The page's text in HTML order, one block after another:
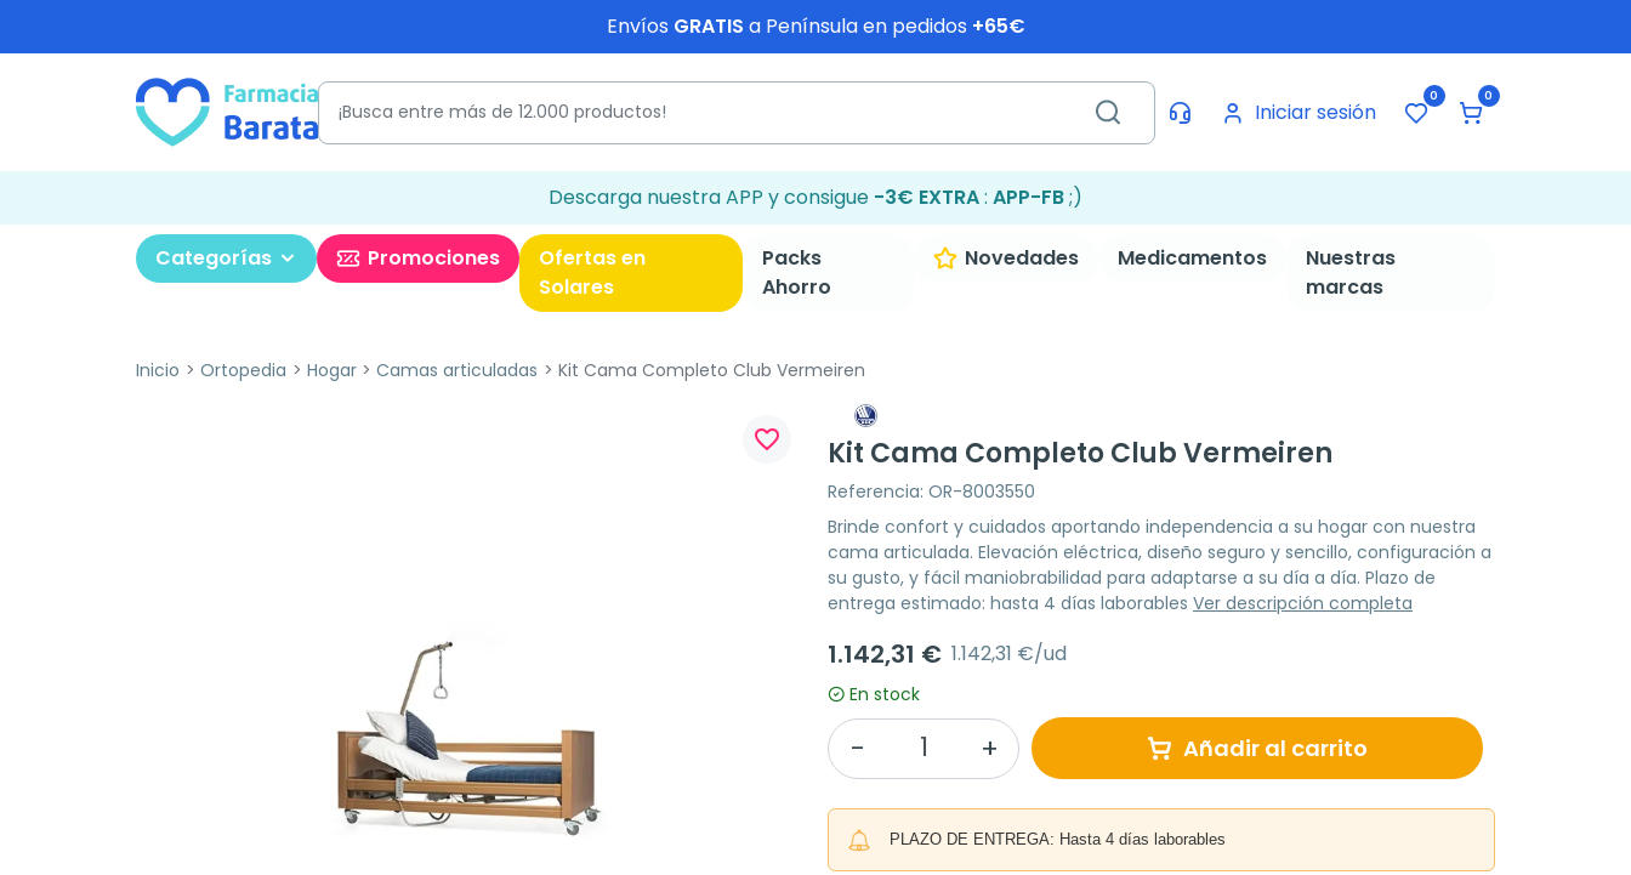
Envíos GRATIS a Península en pedidos +65€
Iniciar sesión
0 0
Descarga nuestra APP y consigue -3€ EXTRA: APP-FB;)
Categorías Promociones
Ofertas en
Solares
Packs
Ahorro
Novedades Medicamentos
Nuestras
marcas
Inicio Ortopedia Hogar Camas articuladas Kit Cama Completo Club Vermeiren
favorite_border Kit Cama Completo Club Vermeiren
Referencia: OR-8003550
Brinde confort y cuidados aportando independencia a su hogar con nuestra
cama articulada. Elevación eléctrica, diseño seguro y sencillo, configuración a
su gusto, y fácil maniobrabilidad para adaptarse a su día a día. Plazo de
entrega estimado: hasta 4 días laborables Ver descripción completa
1.142,31 € 1.142,31 €/ud
En stock
Añadir al carrito
PLAZO DE ENTREGA: Hasta 4 días laborables